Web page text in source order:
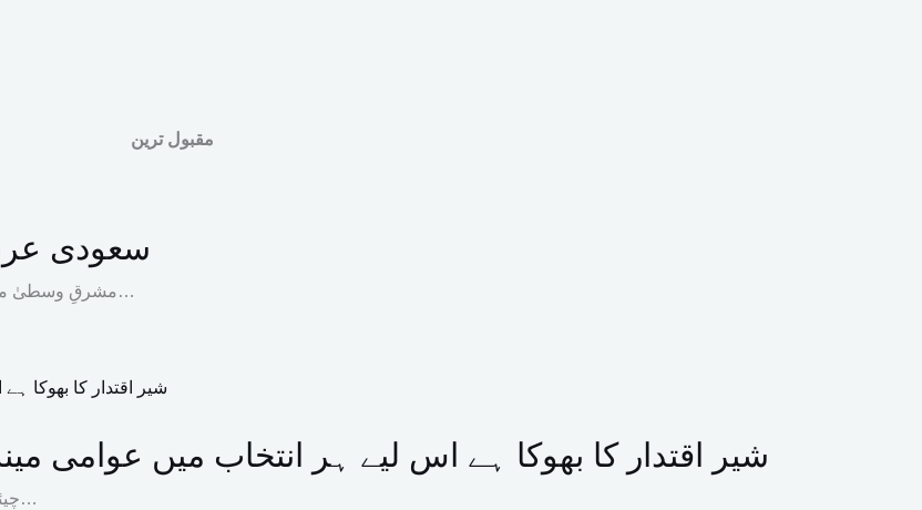
مقبول ترین
سعودی
مشرقِ وسطیٰ میں جاری جنگی صورتحال، یمن میں دوبارہ بھڑکتی کشیدگی اور امریکا و ایران…
شیر اقتدار کا بھوکا ہے اس لیے ہر انتخاب میں
چیئرمین پاکستان پیپلز پارٹی بلاول بھٹو زرداری کا کہنا ہے کہ شیر اقتدار کا بھوکا…